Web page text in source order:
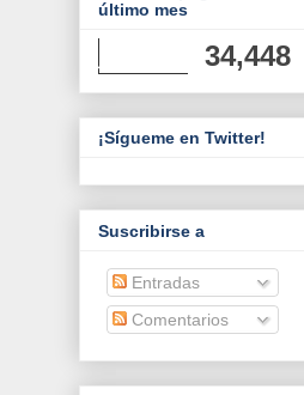
último mes
34,448
¡Sígueme en Twitter!
Suscribirse a
Entradas
Comentarios